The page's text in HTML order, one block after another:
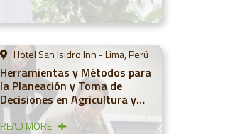
Hotel San Isidro Inn - Lima, Perú
Herramientas y Métodos para
la Planeación y Toma de
Decisiones en Agricultura y
Cambio Climático
READ MORE